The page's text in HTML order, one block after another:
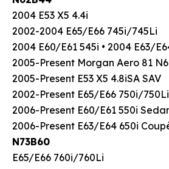
2004 E53 X5 4.4i
2002-2004 E65/E66 745i/745Li
2004 E60/E61 545i • 2004 E63/
2005-Present Morgan Aero 81
2005-Present E53 X5 4.8iSA SAV
2002-Present E65/E66 750i/750Li
2006-Present E60/E61 550i
2006-Present E63/E64 650i
N73B60
E65/E66 760i/760Li